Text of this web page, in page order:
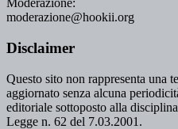
Moderazione:
moderazione@hookii.org
Disclaimer
Questo sito non rappresenta una
aggiornato senza alcuna
editoriale sottoposto alla
Legge n. 62 del 7.03.2001.